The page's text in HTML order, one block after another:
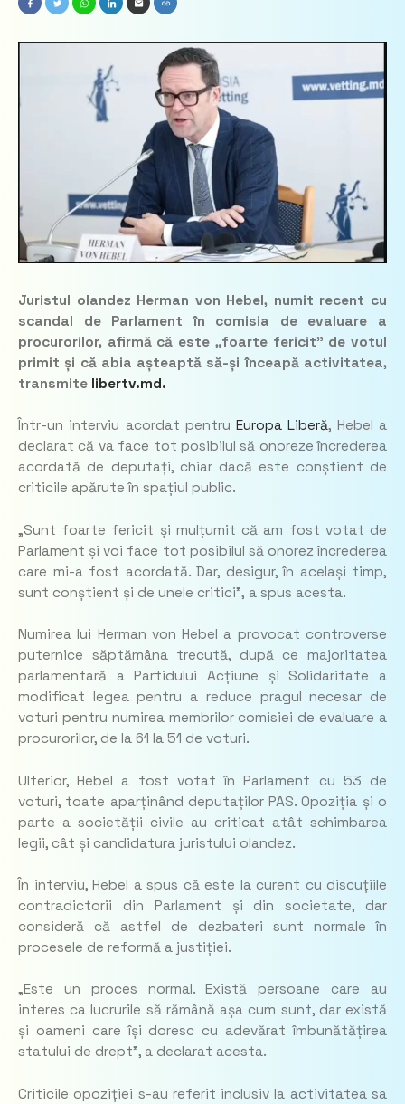
Juristul olandez Herman von Hebel, numit recent cu
scandal de Parlament în comisia de evaluare a
procurorilor, afirmă că este „foarte fericit” de votul
primit și că abia așteaptă să-și înceapă activitatea,
transmite libertv.md.
Într-un interviu acordat pentruEuropa Liberă, Hebel a
declarat că va face tot posibilul să onoreze încrederea
acordată de deputați, chiar dacă este conștient de
criticile apărute în spațiul public.
„Sunt foarte fericit și mulțumit că am fost votat de
Parlament și voi face tot posibilul să onorez încrederea
care mi-a fost acordată. Dar, desigur, în același timp,
sunt conștient și de unele critici”, a spus acesta.
Numirea lui Herman von Hebel a provocat controverse
puternice săptămâna trecută, după ce majoritatea
parlamentară a Partidului Acțiune și Solidaritate a
modificat legea pentru a reduce pragul necesar de
voturi pentru numirea membrilor comisiei de evaluare a
procurorilor, de la 61 la 51 de voturi.
Ulterior, Hebel a fost votat în Parlament cu 53 de
voturi, toate aparținând deputaților PAS. Opoziția și o
parte a societății civile au criticat atât schimbarea
legii, cât și candidatura juristului olandez.
În interviu, Hebel a spus că este la curent cu discuțiile
contradictorii din Parlament și din societate, dar
consideră că astfel de dezbateri sunt normale în
procesele de reformă a justiției.
„Este un proces normal. Există persoane care au
interes ca lucrurile să rămână așa cum sunt, dar există
și oameni care își doresc cu adevărat îmbunătățirea
statului de drept”, a declarat acesta.
Criticile opoziției s-au referit inclusiv la activitatea sa